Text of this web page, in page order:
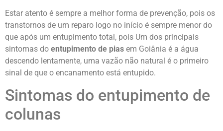
Estar atento é sempre a melhor forma de prevenção, pois os
transtornos de um reparo logo no início é sempre menor do
que após um entupimento total, pois Um dos principais
sintomas do entupimento de pias em Goiânia é a água
descendo lentamente, uma vazão não natural é o primeiro
sinal de que o encanamento está entupido.
Sintomas do entupimento de
colunas